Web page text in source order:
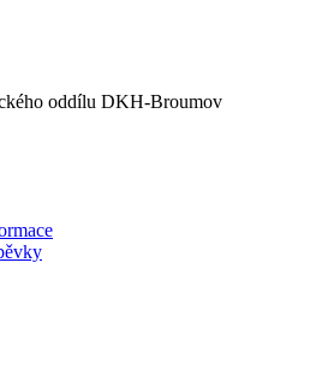
oddílu DKH-Broumov